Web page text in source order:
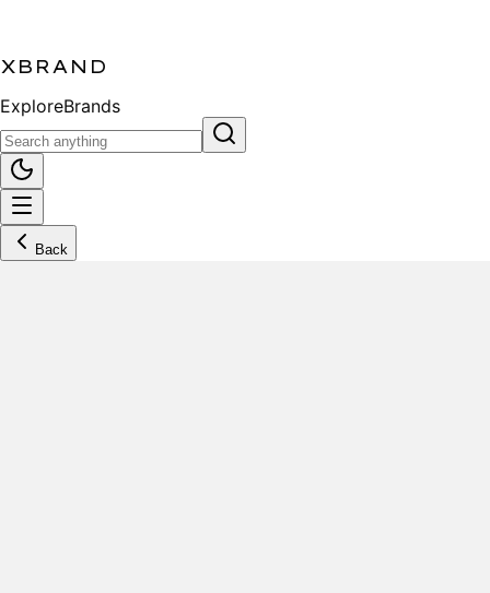
XBRAND
ExploreBrands
Back